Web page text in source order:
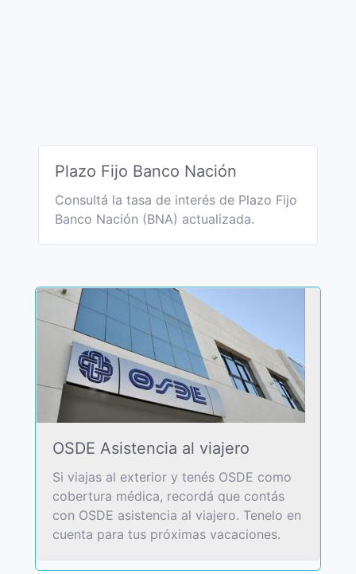
Plazo Fijo Banco Nación
Consultá la tasa de interés de Plazo Fijo
Banco Nación (BNA) actualizada.
OSDE Asistencia al viajero
Si viajas al exterior y tenés OSDE como
cobertura médica, recordá que contás
con OSDE asistencia al viajero. Tenelo en
cuenta para tus próximas vacaciones.